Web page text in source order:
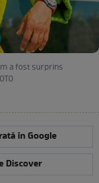
a fost surprins
în Google
Discover